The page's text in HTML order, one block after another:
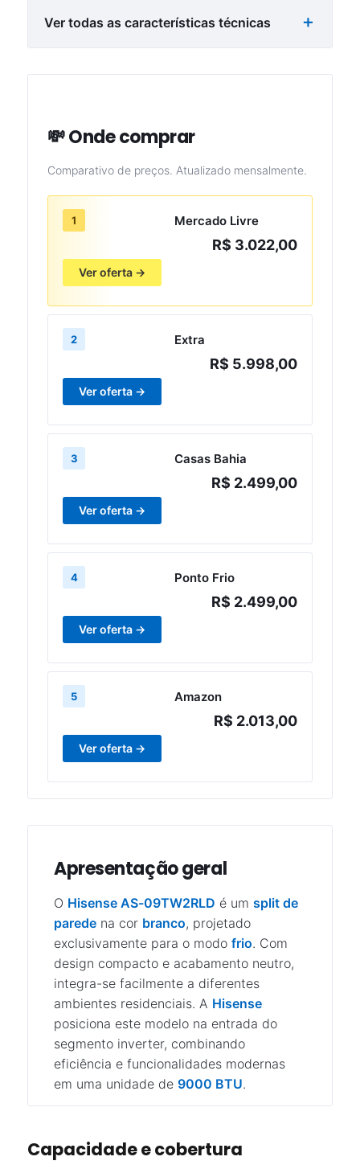
Ver todas as características técnicas
💸 Onde comprar
Comparativo de preços. Atualizado mensalmente.
1 Mercado Livre
R$ 3.022,00
Ver oferta →
2 Extra
R$ 5.998,00
Ver oferta →
3 Casas Bahia
R$ 2.499,00
Ver oferta →
4 Ponto Frio
R$ 2.499,00
Ver oferta →
5 Amazon
R$ 2.013,00
Ver oferta →
Apresentação geral
O Hisense AS-09TW2RLD é um split de
parede na cor branco, projetado
exclusivamente para o modo frio. Com
design compacto e acabamento neutro,
integra-se facilmente a diferentes
ambientes residenciais. A Hisense
posiciona este modelo na entrada do
segmento inverter, combinando
eficiência e funcionalidades modernas
em uma unidade de 9000 BTU.
Capacidade e cobertura